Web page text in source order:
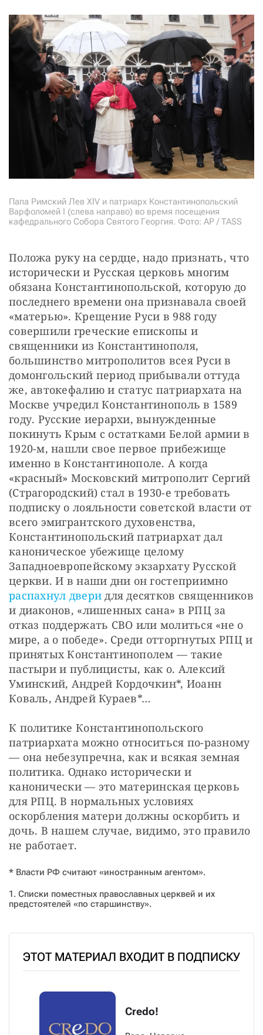
Папа Римский Лев XIV и патриарх Константинопольский
Варфоломей I (слева направо) во время посещения
кафедрального Собора Святого Георгия. Фото: AP / TASS
Положа руку на сердце, надо признать, что
исторически и Русская церковь многим
обязана Константинопольской, которую до
последнего времени она признавала своей
«матерью». Крещение Руси в 988 году
совершили греческие епископы и
священники из Константинополя,
большинство митрополитов всея Руси в
домонгольский период прибывали оттуда
же, автокефалию и статус патриархата на
Москве учредил Константинополь в 1589
году. Русские иерархи, вынужденные
покинуть Крым с остатками Белой армии в
1920-м, нашли свое первое прибежище
именно в Константинополе. А когда
«красный» Московский митрополит Сергий
(Страгородский) стал в 1930-е требовать
подписку о лояльности советской власти от
всего эмигрантского духовенства,
Константинопольский патриархат дал
каноническое убежище целому
Западноевропейскому экзархату Русской
распахнул двери для десятков священников
и диаконов, «лишенных сана» в РПЦ за
отказ поддержать СВО или молиться «не о
мире, а о победе». Среди отторгнутых РПЦ и
принятых Константинополем — такие
пастыри и публицисты, как о. Алексий
Уминский, Андрей Кордочкин*, Иоанн
Коваль, Андрей Кураев*…
К политике Константинопольского
патриархата можно относиться по-разному
— она небезупречна, как и всякая земная
политика. Однако исторически и
канонически — это материнская церковь
для РПЦ. В нормальных условиях
оскорбления матери должны оскорбить и
дочь. В нашем случае, видимо, это правило
не работает.
* Власти РФ считают «иностранным агентом».
1. Списки поместных православных церквей и их
предстоятелей «по старшинству».
ЭТОТ МАТЕРИАЛ ВХОДИТ В ПОДПИСКУ
Credo!